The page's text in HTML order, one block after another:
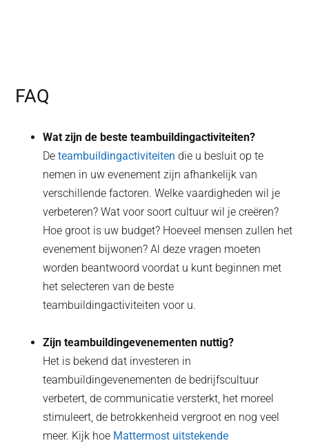
FAQ
Wat zijn de beste teambuildingactiviteiten?
Deteambuildingactiviteiten die u besluit op te
nemen in uw evenement zijn afhankelijk van
verschillende factoren. Welke vaardigheden wil je
verbeteren? Wat voor soort cultuur wil je creëren?
Hoe groot is uw budget? Hoeveel mensen zullen het
evenement bijwonen? Al deze vragen moeten
worden beantwoord voordat u kunt beginnen met
het selecteren van de beste
teambuildingactiviteiten voor u.
Zijn teambuildingevenementen nuttig?
Het is bekend dat investeren in
teambuildingevenementen de bedrijfscultuur
verbetert, de communicatie versterkt, het moreel
stimuleert, de betrokkenheid vergroot en nog veel
meer. Kijk hoe Mattermost uitstekende